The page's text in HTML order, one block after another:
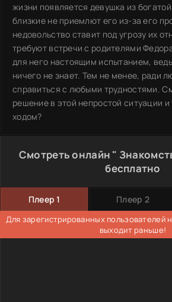
жизни появляется девушка из
близкие не приемлют его из-за его
недовольство ставит под угрозу их
требуют встречи с родителями
для него настоящим испытанием,
ничего не знает. Тем не менее, ради
справиться с любыми трудностями.
решение в этой непростой ситуации
ходом?
Смотреть онлайн "
бесплатно
Плеер 1 Плеер 2
Для зарегистрированных пользователей
выходит раньше!